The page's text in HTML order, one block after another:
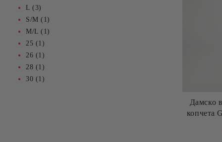
L (3)
S/M (1)
M/L (1)
25 (1)
26 (1)
28 (1)
30 (1)
Дамско
копчета